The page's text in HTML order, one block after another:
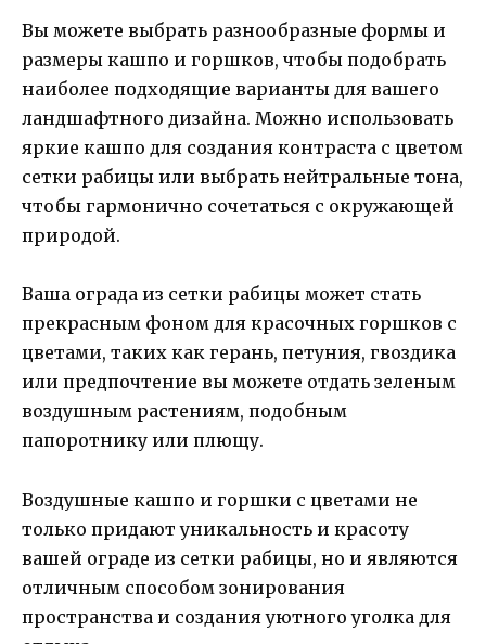
Вы можете выбрать разнообразные формы и
размеры кашпо и горшков, чтобы подобрать
наиболее подходящие варианты для вашего
ландшафтного дизайна. Можно использовать
яркие кашпо для создания контраста с цветом
сетки рабицы или выбрать нейтральные тона,
чтобы гармонично сочетаться с окружающей
природой.
Ваша ограда из сетки рабицы может стать
прекрасным фоном для красочных горшков с
цветами, таких как герань, петуния, гвоздика
или предпочтение вы можете отдать зеленым
воздушным растениям, подобным
папоротнику или плющу.
Воздушные кашпо и горшки с цветами не
только придают уникальность и красоту
вашей ограде из сетки рабицы, но и являются
отличным способом зонирования
пространства и создания уютного уголка для